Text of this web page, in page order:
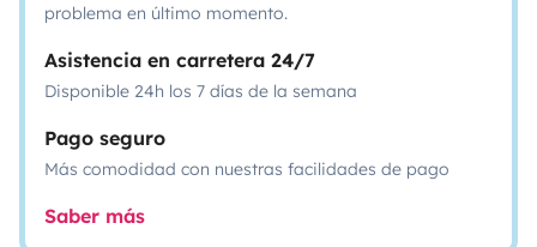
problema en último momento.
Asistencia en carretera 24/7
Disponible 24h los 7 días de la semana
Pago seguro
Más comodidad con nuestras facilidades de pago
Saber más